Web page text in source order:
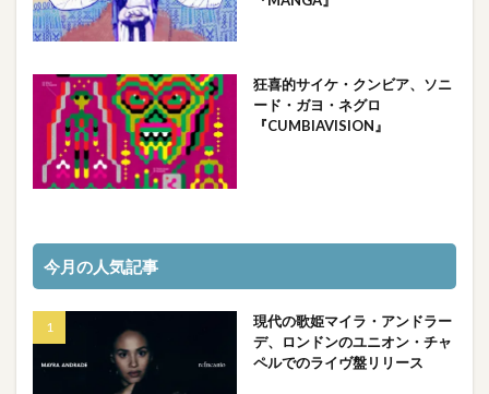
狂喜的サイケ・クンビア、ソニ
ード・ガヨ・ネグロ
『CUMBIAVISION』
今月の人気記事
現代の歌姫マイラ・アンドラー
デ、ロンドンのユニオン・チャ
ペルでのライヴ盤リリース